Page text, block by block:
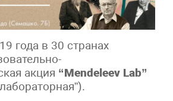
года в 30 странах
акция “Mendeleev Lab”